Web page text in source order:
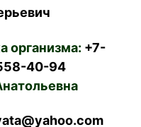
организма: +7-
40-94